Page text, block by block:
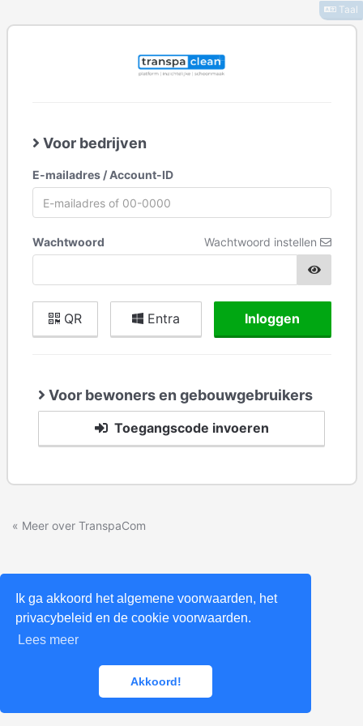
Ik ga akkoord het algemene voorwaarden, het
privacybeleid en de cookie voorwaarden.
Lees meer
Akkoord!
Voor bedrijven
E-mailadres / Account-ID
Wachtwoord Wachtwoord instellen
QR Entra Inloggen
Voor bewoners en gebouwgebruikers
Toegangscode invoeren
« Meer over TranspaCom
Taal